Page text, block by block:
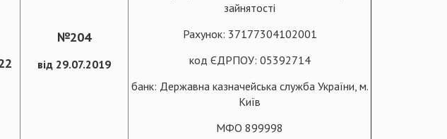
№204
від 29.07.2019
зайнятості
Рахунок: 37177304102001
код ЄДРПОУ: 05392714
банк: Державна казначейська служба України, м.
Київ
МФО 899998